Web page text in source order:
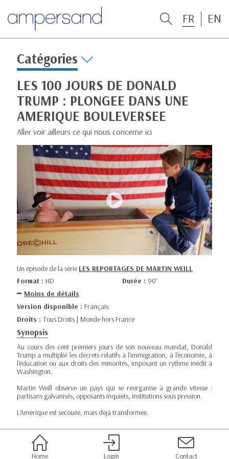
FR EN
Catégories
LES 100 JOURS DE DONALD
TRUMP : PLONGEE DANS UNE
AMERIQUE BOULEVERSEE
Aller voir ailleurs ce qui nous concerne ici
Un épisode de la série LES REPORTAGES DE MARTIN WEILL
Format : HD Durée : 90’
Moins de détails
Version disponible : Français
Droits : Tous Droits | Monde hors France
Synopsis
Au cours des cent premiers jours de son nouveau mandat, Donald
Trump a multiplié les décrets relatifs à l'immigration, à l'économie, à
l'éducation ou aux droits des minorités, imposant un rythme inédit à
Washington.
Martin Weill observe un pays qui se réorganise à grande vitesse :
partisans galvanisés, opposants inquiets, institutions sous pression.
L'Amérique est secouée, mais déjà transformée.
Home Login Contact